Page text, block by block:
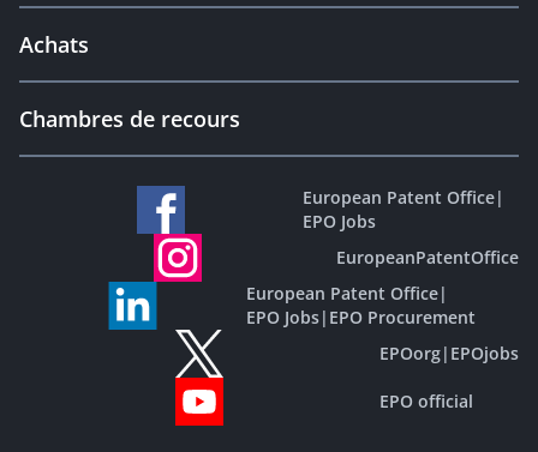
Achats
Chambres de recours
European Patent Office|
EPO Jobs
EuropeanPatentOffice
European Patent Office|
EPO Jobs| EPO Procurement
EPOorg| EPOjobs
EPO official